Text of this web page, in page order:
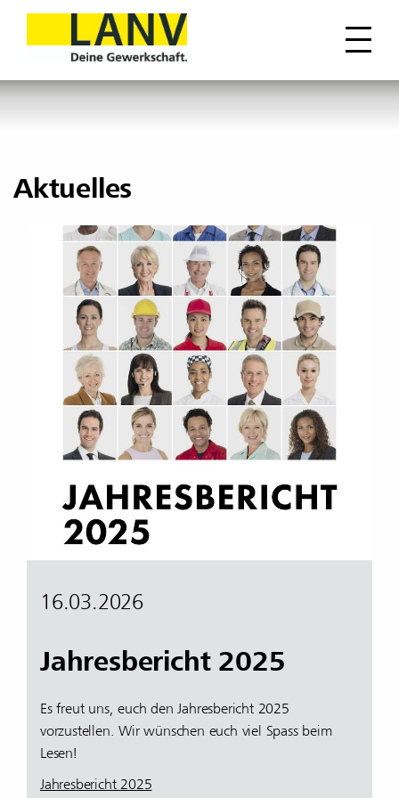
Aktuelles
16.03.2026
Jahresbericht 2025
Es freut uns, euch den Jahresbericht 2025
vorzustellen. Wir wünschen euch viel Spass beim
Lesen!
Jahresbericht 2025